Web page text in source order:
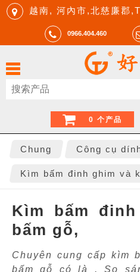
越南, 河內市,北慈廉郡
0966.404.460
0 个产品
Chung Công cụ
Kìm bấm đinh ghim và
Kìm bấm
bấm gỗ,
Chuyên cung cấp kìm
bấm gỗ có là . So